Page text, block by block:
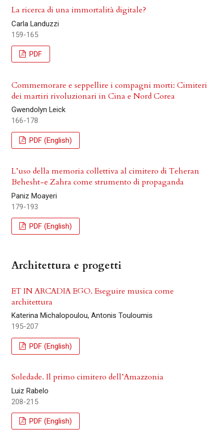
La ricerca di una immortalità digitale?
Carla Landuzzi
159-165
PDF
Commemorare e seppellire i compagni morti: Cimiteri
dei martiri rivoluzionari in Cina e Nord Corea
Gwendolyn Leick
166-178
PDF (English)
L’uso della memoria collettiva al cimitero di Teheran
Behesht-e Zahra come strumento di propaganda
Paniz Moayeri
179-193
PDF (English)
Architettura e progetti
ET IN ARCADIA EGO. Eseguire musica come
architettura
Katerina Michalopoulou, Antonis Touloumis
195-207
PDF (English)
Soledade. Il primo cimitero dell’Amazzonia
Luiz Rabelo
208-215
PDF (English)